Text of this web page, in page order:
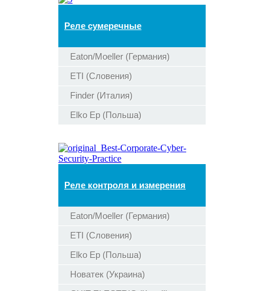
Реле сумеречные
Eaton/Moeller (Германия)
ETI (Словения)
Finder (Италия)
Elko Ep (Польша)
Реле контроля и измерения
Eaton/Moeller (Германия)
ETI (Словения)
Elko Ep (Польша)
Новатек (Украина)